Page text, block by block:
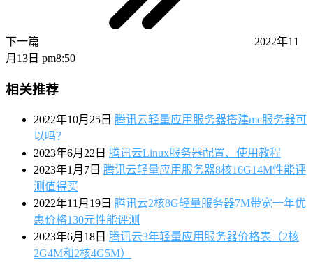
下一篇
2022年11
月13日 pm8:50
相关推荐
2022年10月25日 腾讯云轻量应用服务器搭建mc服务器可
以吗？
2023年6月22日 腾讯云Linux服务器配置、使用教程
2023年1月7日 腾讯云轻量应用服务器8核16G14M性能评
测值得买
2022年11月19日 腾讯云2核8G轻量服务器7M带宽一年优
惠价格130元性能评测
2023年6月18日 腾讯云3年轻量应用服务器价格表（2核
2G4M和2核4G5M）